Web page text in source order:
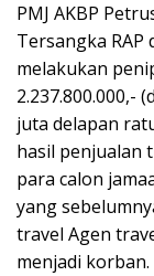
PMJ AKBP
Tersangka
melakukan
2.237.800.000,-
juta delapan
hasil penjualan
para calon
yang
travel Agen
menjadi korban.